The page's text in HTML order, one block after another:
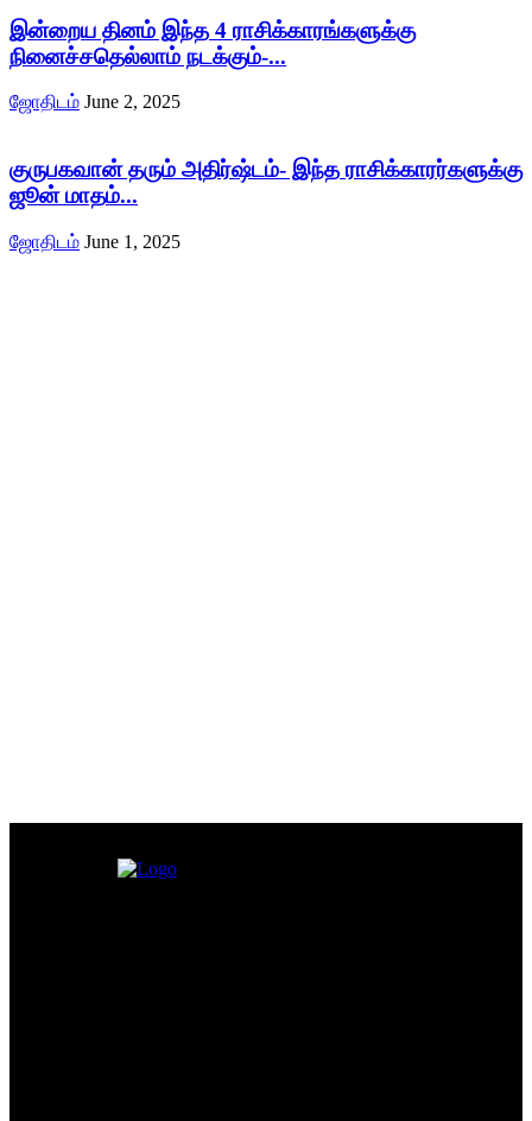
இன்றைய தினம் இந்த 4 ராசிக்காரங்களுக்கு
நினைச்சதெல்லாம் நடக்கும்-...
ஜோதிடம் June 2, 2025
குருபகவான் தரும் அதிர்ஷ்டம்- இந்த ராசிக்காரர்களுக்கு
ஜூன் மாதம்...
ஜோதிடம் June 1, 2025